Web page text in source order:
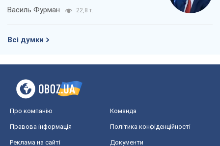
Василь Фурман 22,8 т.
Всі думки
Про компанію Команда
Правова інформація Політика конфіденційності
Реклама на сайті Документи